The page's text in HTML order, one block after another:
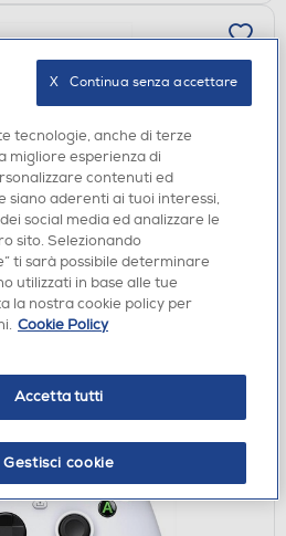
SIMULATOR
gratuito
AGGIUNGI
tecnologie, anche di terze
migliore esperienza di
contenuti ed
siano aderenti ai tuoi interessi,
social media ed analizzare le
sito. Selezionando
ti sarà possibile determinare
utilizzati in base alle tue
la nostra cookie policy per
Cookie Policy
Accetta tutti
Gestisci cookie
X   Continua senza accettare